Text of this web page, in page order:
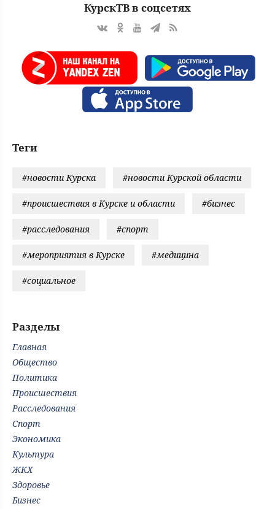
КурскТВ в соцсетях
Теги
#новости Курска #новости Курской области
#происшествия в Курске и области #бизнес
#расследования #спорт
#мероприятия в Курске #медицина
#социальное
Разделы
Главная
Общество
Политика
Происшествия
Расследования
Спорт
Экономика
Культура
ЖКХ
Здоровье
Бизнес